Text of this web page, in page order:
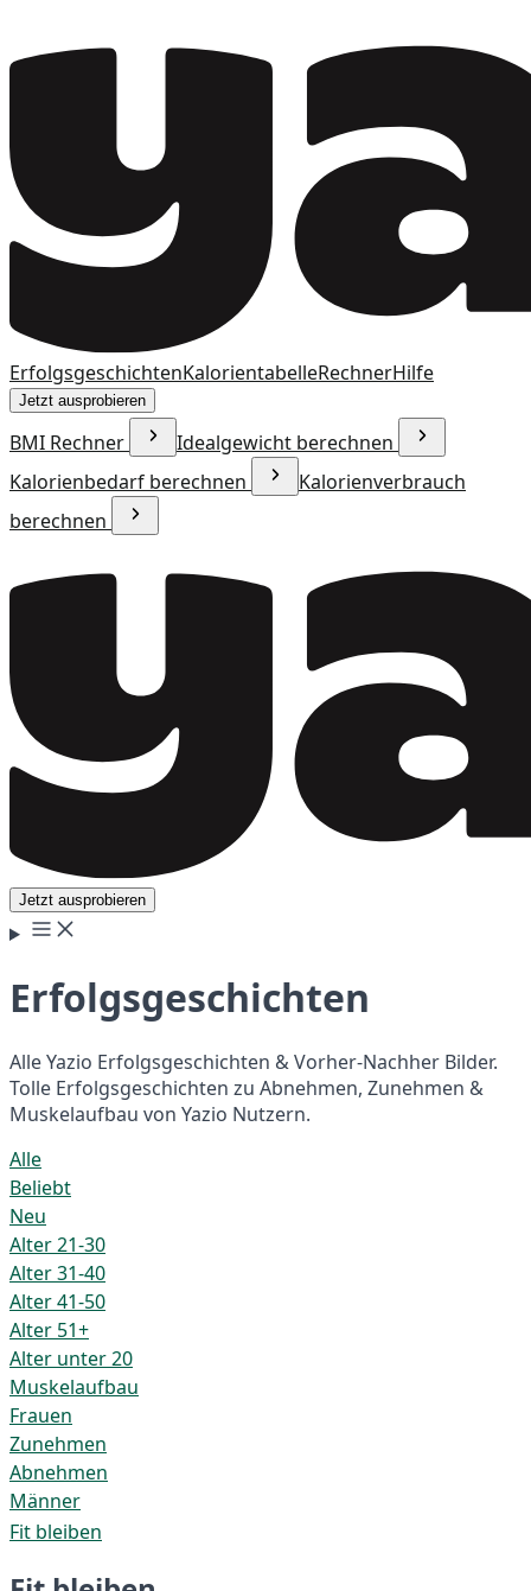
ErfolgsgeschichtenKalorientabelleRechnerHilfe
Jetzt ausprobieren
BMI Rechner
Idealgewicht berechnen
Kalorienbedarf berechnen
Kalorienverbrauch
berechnen
Jetzt ausprobieren
Erfolgsgeschichten
Alle Yazio Erfolgsgeschichten & Vorher-Nachher Bilder.
Tolle Erfolgsgeschichten zu Abnehmen, Zunehmen &
Muskelaufbau von Yazio Nutzern.
Alle
Beliebt
Neu
Alter 21-30
Alter 31-40
Alter 41-50
Alter 51+
Alter unter 20
Muskelaufbau
Frauen
Zunehmen
Abnehmen
Männer
Fit bleiben